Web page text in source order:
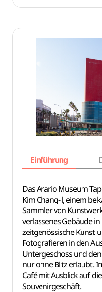
Einführung
Das Arario Museum
Kim Chang-il, einem
Sammler von
verlassenes Gebäude
zeitgenössische Kunst
Fotografieren in den
Untergeschoss und
nur ohne Blitz erlaubt.
Café mit Ausblick auf
Souvenirgeschäft.